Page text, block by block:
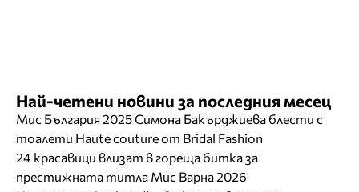
Най-четени новини за последния месец
Мис България 2025 Симона Бакърджиева блести с
тоалети Haute couture от Bridal Fashion
24 красавици влизат в гореща битка за
престижната титла Мис Варна 2026